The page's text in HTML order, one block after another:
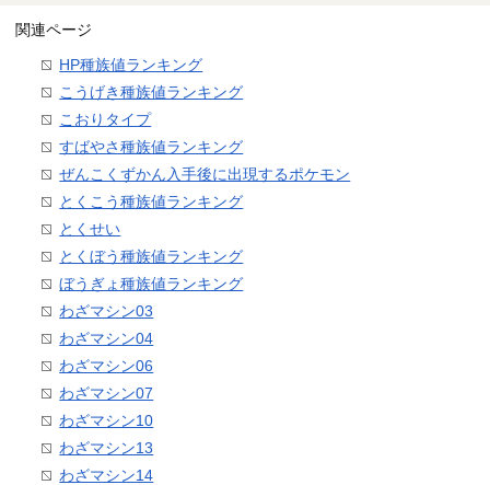
関連ページ
HP種族値ランキング
こうげき種族値ランキング
こおりタイプ
すばやさ種族値ランキング
ぜんこくずかん入手後に出現するポケモン
とくこう種族値ランキング
とくせい
とくぼう種族値ランキング
ぼうぎょ種族値ランキング
わざマシン03
わざマシン04
わざマシン06
わざマシン07
わざマシン10
わざマシン13
わざマシン14